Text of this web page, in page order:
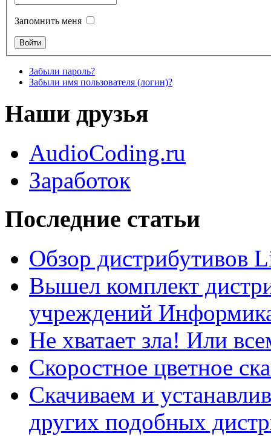
Запомнить меня
Забыли пароль?
Забыли имя пользователя (логин)?
Наши друзья
AudioCoding.ru
Заработок
Последние статьи
Обзор дистрибутивов
Вышел комплект
учреждений
Не хватает зла! Или
Скоростное цветное
Скачиваем и
других подобных